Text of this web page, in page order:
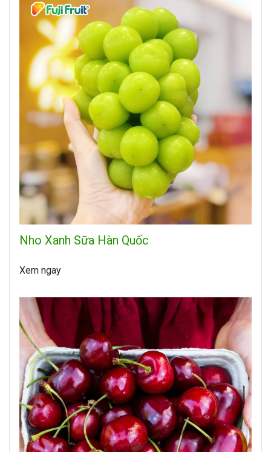
Nho Xanh Sữa Hàn Quốc
Xem ngay